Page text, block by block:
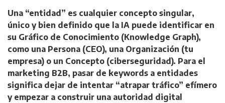
Una “entidad” es cualquier concepto singular,
único y bien definido que la IA puede identificar en
su Gráfico de Conocimiento (Knowledge Graph),
como una Persona (CEO), una Organización (tu
empresa) o un Concepto (ciberseguridad). Para el
marketing B2B, pasar de keywords a entidades
significa dejar de intentar “atrapar tráfico” efímero
y empezar a construir una autoridad digital